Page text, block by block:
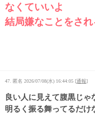
なくていいよ
結局嫌なことをさ
47. 匿名 2026/07/08(水) 16:44:05 [通報]
良い人に見えて腹黒じゃ
明るく振る舞ってるだけ